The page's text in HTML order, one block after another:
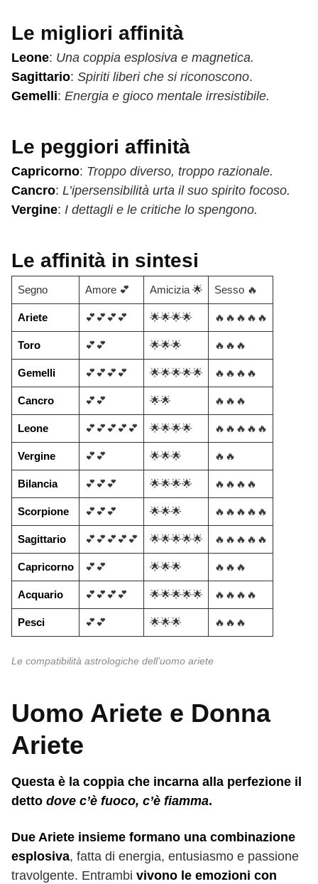
Le migliori affinità
Leone: Una coppia esplosiva e magnetica.
Sagittario: Spiriti liberi che si riconoscono.
Gemelli: Energia e gioco mentale irresistibile.
Le peggiori affinità
Capricorno: Troppo diverso, troppo razionale.
Cancro: L’ipersensibilità urta il suo spirito focoso.
Vergine: I dettagli e le critiche lo spengono.
Le affinità in sintesi
Segno Amore 💕 Amicizia 🌟 Sesso 🔥
Ariete 💕💕💕💕 🌟🌟🌟🌟 🔥🔥🔥🔥🔥
Toro 💕💕 🌟🌟🌟 🔥🔥🔥
Gemelli 💕💕💕💕 🌟🌟🌟🌟🌟 🔥🔥🔥🔥
Cancro 💕💕 🌟🌟 🔥🔥🔥
Leone 💕💕💕💕💕 🌟🌟🌟🌟 🔥🔥🔥🔥🔥
Vergine 💕💕 🌟🌟🌟 🔥🔥
Bilancia 💕💕💕 🌟🌟🌟🌟 🔥🔥🔥🔥
Scorpione 💕💕💕 🌟🌟🌟 🔥🔥🔥🔥🔥
Sagittario 💕💕💕💕💕 🌟🌟🌟🌟🌟 🔥🔥🔥🔥🔥
Capricorno 💕💕 🌟🌟🌟 🔥🔥🔥
Acquario 💕💕💕💕 🌟🌟🌟🌟🌟 🔥🔥🔥🔥
Pesci 💕💕 🌟🌟🌟 🔥🔥🔥
Le compatibilità astrologiche dell’uomo ariete
Uomo Ariete e Donna
Ariete
Questa è la coppia che incarna alla perfezione il
detto dove c’è fuoco, c’è fiamma.
Due Ariete insieme formano una combinazione
esplosiva, fatta di energia, entusiasmo e passione
travolgente. Entrambi vivono le emozioni con